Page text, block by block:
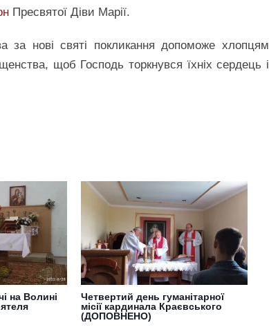
Пресвятої Діви Марії.
нові святі покликання допоможе хлопцям
щоб Господь торкнувся їхніх сердець і
на Волині
Четвертий день гуманітарної
місії кардинала Краєвського
(ДОПОВНЕНО)